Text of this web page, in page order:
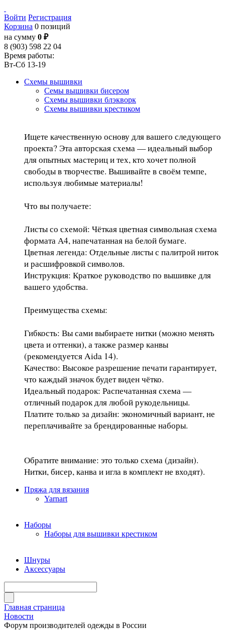
Войти Регистрация
Корзина 0 позиций
на сумму 0 ₽
8 (903) 598 22 04
Время работы:
Вт-Сб 13-19
Схемы вышивки
Семы вышивки бисером
Схемы вышивки блэкворк
Схемы вышивки крестиком
Ищете качественную основу для вашего следующего
проекта? Эта авторская схема — идеальный выбор
для опытных мастериц и тех, кто хочет полной
свободы в творчестве. Вышивайте в своём темпе,
используя любимые материалы!
Что вы получаете:
Листы со схемой: Чёткая цветная символьная схема
формата А4, напечатанная на белой бумаге.
Цветная легенда: Отдельные листы с палитрой ниток
и расшифровкой символов.
Инструкция: Краткое руководство по вышивке для
вашего удобства.
Преимущества схемы:
Гибкость: Вы сами выбираете нитки (можно менять
цвета и оттенки), а также размер канвы
(рекомендуется Aida 14).
Качество: Высокое разрешение печати гарантирует,
что каждый значок будет виден чётко.
Идеальный подарок: Распечатанная схема —
отличный подарок для любой рукодельницы.
Платите только за дизайн: экономичный вариант, не
переплачивайте за брендированные наборы.
Обратите внимание: это только схема (дизайн).
Нитки, бисер, канва и игла в комплект не входят).
Пряжа для вязания
Yarnart
Наборы
Наборы для вышивки крестиком
Шнуры
Аксессуары
Главная страница
Новости
Форум производителей одежды в России